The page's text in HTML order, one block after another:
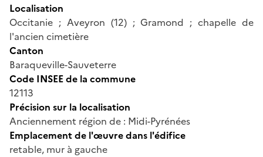
Localisation
Occitanie ; Aveyron (12) ; Gramond ; chapelle de
l'ancien cimetière
Canton
Baraqueville-Sauveterre
Code INSEE de la commune
12113
Précision sur la localisation
Anciennement région de : Midi-Pyrénées
Emplacement de l'œuvre dans l'édifice
retable, mur à gauche